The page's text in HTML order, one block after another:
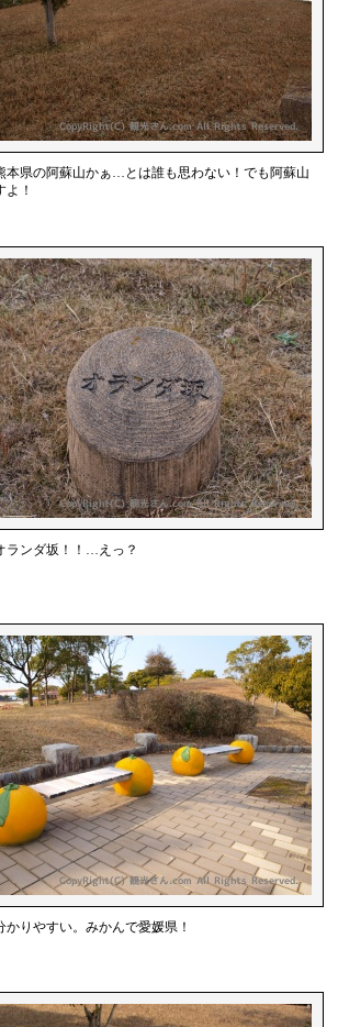
本県の阿蘇山かぁ…とは誰も思わない！でも阿蘇山
よ！
ランダ坂！！…えっ？
かりやすい。みかんで愛媛県！